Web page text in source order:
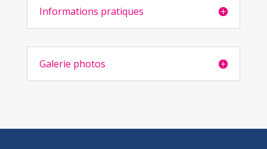
Informations pratiques
Galerie photos